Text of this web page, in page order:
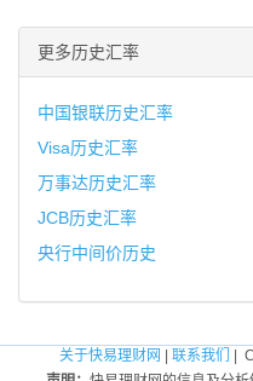
更多历史汇率
中国银联历史汇率
Visa历史汇率
万事达历史汇率
JCB历史汇率
央行中间价历史
关于快易理财网 联系我们 |